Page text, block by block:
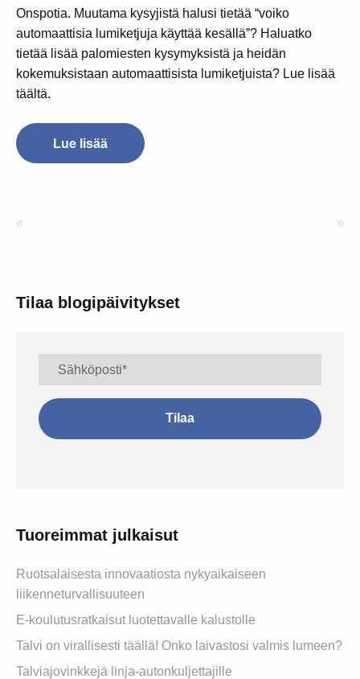
Onspotia. Muutama kysyjistä halusi tietää “voiko
automaattisia lumiketjuja käyttää kesällä”? Haluatko
tietää lisää palomiesten kysymyksistä ja heidän
kokemuksistaan automaattisista lumiketjuista? Lue lisää
täältä.
Lue lisää
« »
Tilaa blogipäivitykset
Tuoreimmat julkaisut
Ruotsalaisesta innovaatiosta nykyaikaiseen
liikenneturvallisuuteen
E-koulutusratkaisut luotettavalle kalustolle
Talvi on virallisesti täällä! Onko laivastosi valmis lumeen?
Talviajovinkkejä linja-autonkuljettajille